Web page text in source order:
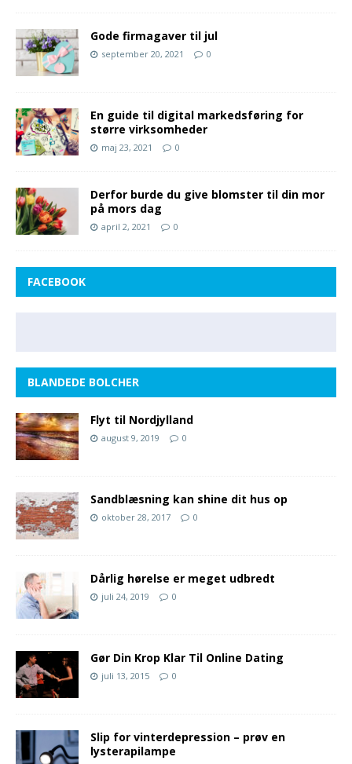
Gode firmagaver til jul
september 20, 2021 0
En guide til digital markedsføring for
større virksomheder
maj 23, 2021 0
Derfor burde du give blomster til din mor
på mors dag
april 2, 2021 0
FACEBOOK
BLANDEDE BOLCHER
Flyt til Nordjylland
august 9, 2019 0
Sandblæsning kan shine dit hus op
oktober 28, 2017 0
Dårlig hørelse er meget udbredt
juli 24, 2019 0
Gør Din Krop Klar Til Online Dating
juli 13, 2015 0
Slip for vinterdepression – prøv en
lysterapilampe